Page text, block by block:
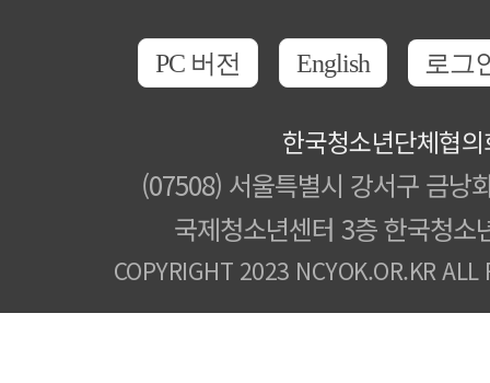
PC 버전 English 로그
한국청소년단체협
(07508) 서울특별시 강서구 금낭
국제청소년센터 3층 한국청소
COPYRIGHT 2023 NCYOK.OR.KR ALL